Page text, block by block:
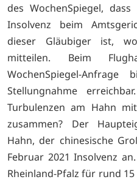
des WochenSpiegel,
Insolvenz beim
dieser Gläubiger ist,
mitteilen. Beim
WochenSpiegel-
Stellungnahme
Turbulenzen am Hahn
zusammen? Der
Hahn, der chinesische
Februar 2021 Insolvenz
Rheinland-Pfalz für rund